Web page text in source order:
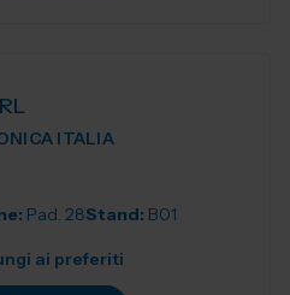
ITALIA
Pad. 28Stand: B01
ai preferiti